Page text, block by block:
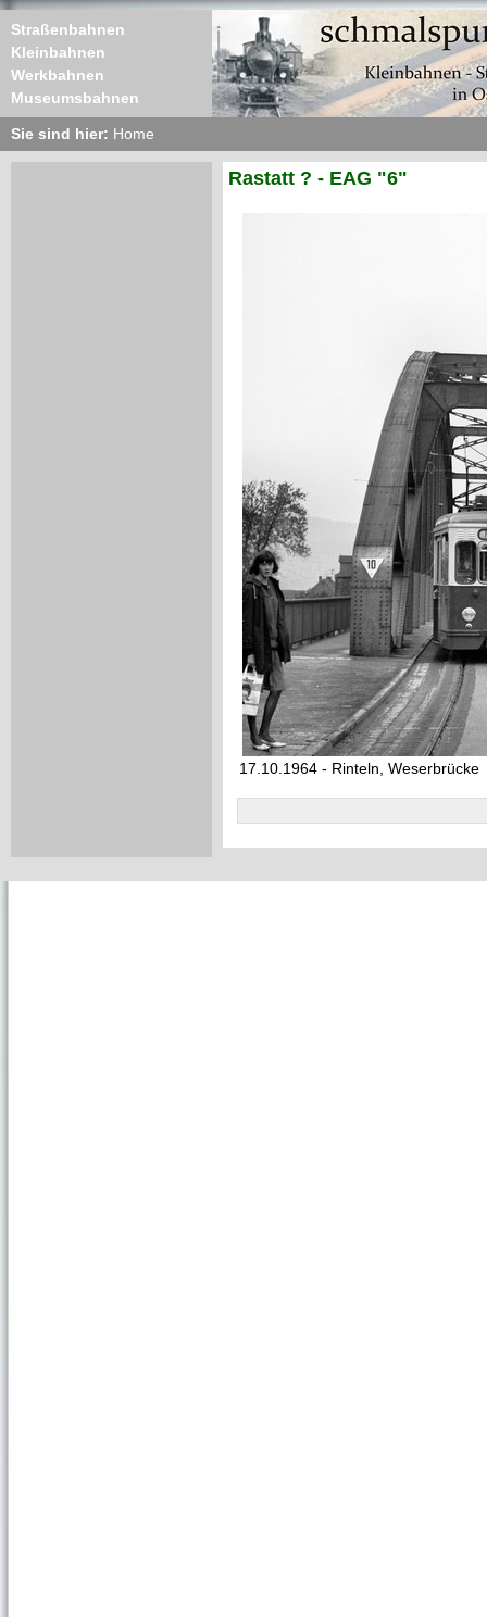
Straßenbahnen
Kleinbahnen
Werkbahnen
Museumsbahnen
Sie sind hier: Home
Rastatt ? - EAG "6"
17.10.1964 - Rinteln, Weserbrücke